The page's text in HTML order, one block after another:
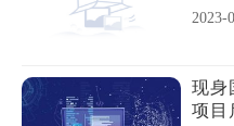
2023-
现身
项目